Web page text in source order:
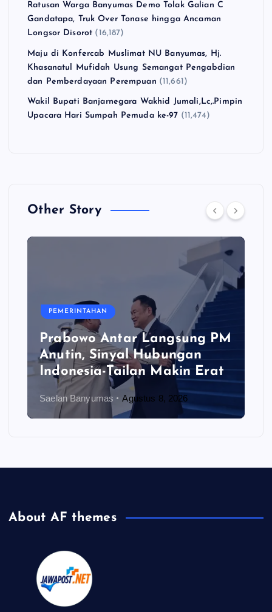
Ratusan Warga Banyumas Demo Tolak Galian C
Gandatapa, Truk Over Tonase hingga Ancaman
Longsor Disorot (16,187)
Maju di Konfercab Muslimat NU Banyumas, Hj.
Khasanatul Mufidah Usung Semangat Pengabdian
dan Pemberdayaan Perempuan (11,661)
Wakil Bupati Banjarnegara Wakhid Jumali,Lc,.Pimpin
Upacara Hari Sumpah Pemuda ke-97 (11,474)
Other Story
PEMERINTAHAN
Prabowo Antar Langsung PM
Anutin, Sinyal Hubungan
Indonesia-Tailan Makin Erat
Saelan Banyumas Agustus 8, 2026
About AF themes